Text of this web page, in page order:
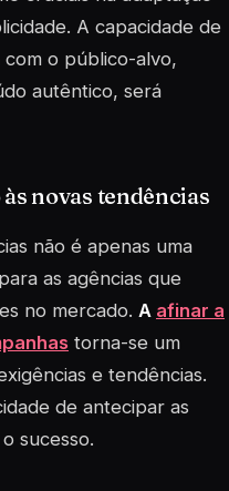
A capacidade de
o público-alvo,
autêntico, será
novas tendências
não é apenas uma
as agências que
no mercado. A afinar a
torna-se um
e tendências.
de antecipar as
sucesso.